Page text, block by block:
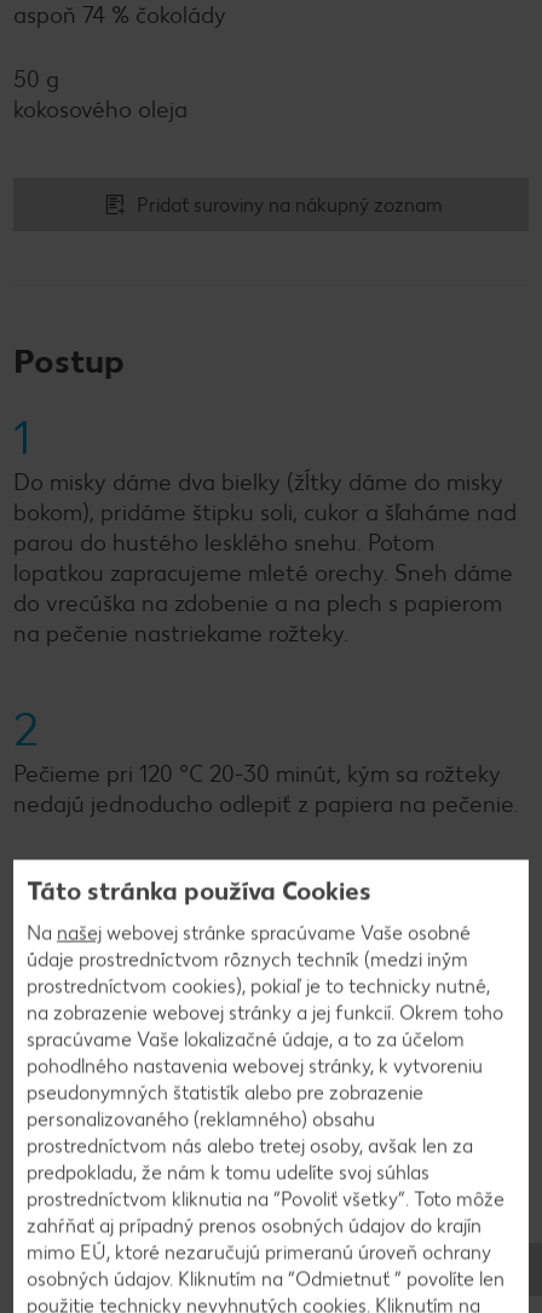
aspoň 74 % čokolády
50 g
kokosového oleja
Pridať suroviny na nákupný zoznam
Postup
1
Do misky dáme dva bielky (žĺtky dáme do misky
bokom), pridáme štipku soli, cukor a šľaháme nad
parou do hustého lesklého snehu. Potom
lopatkou zapracujeme mleté orechy. Sneh dáme
do vrecúška na zdobenie a na plech s papierom
na pečenie nastriekame rožteky.
2
Pečieme pri 120 °C 20-30 minút, kým sa rožteky
nedajú jednoducho odlepiť z papiera na pečenie.
3
Za ten čas si pripravíme krém. Do misky dáme
žĺtky a jedno celé vajce. Pridáme cukor, kakao a
vanilkový cukor. Zmes opäť šľaháme nad parou do
zhustnutia. Vznikne nám naozaj hustá hmota,
pripomínajúca roztopené marshmallow cukríky
(ale kakaová). V tomto bode dáme krém dole z
pary a šľaháme ďalej, aby nám vychladol na
izbovú teplotu. Potom doň postupne zašľaháme
maslo izbovej teploty - aby sa krém nezrazil,
musia mať rovnakú teplotu. Ak by sa krém zrazil -
buď ho opäť prešľaháme nad parou, alebo si 3 PL
masla roztopíme a horúce ich za stáleho miešania
Táto stránka používa Cookies
Na našej webovej stránke spracúvame Vaše osobné
údaje prostredníctvom rôznych techník (medzi iným
prostredníctvom cookies), pokiaľ je to technicky nutné,
na zobrazenie webovej stránky a jej funkcií. Okrem toho
spracúvame Vaše lokalizačné údaje, a to za účelom
pohodlného nastavenia webovej stránky, k vytvoreniu
pseudonymných štatistík alebo pre zobrazenie
personalizovaného (reklamného) obsahu
prostredníctvom nás alebo tretej osoby, avšak len za
predpokladu, že nám k tomu udelíte svoj súhlas
prostredníctvom kliknutia na “Povoliť všetky”. Toto môže
zahŕňať aj prípadný prenos osobných údajov do krajín
mimo EÚ, ktoré nezaručujú primeranú úroveň ochrany
osobných údajov. Kliknutím na “Odmietnuť ” povolíte len
použitie technicky nevyhnutých cookies. Kliknutím na